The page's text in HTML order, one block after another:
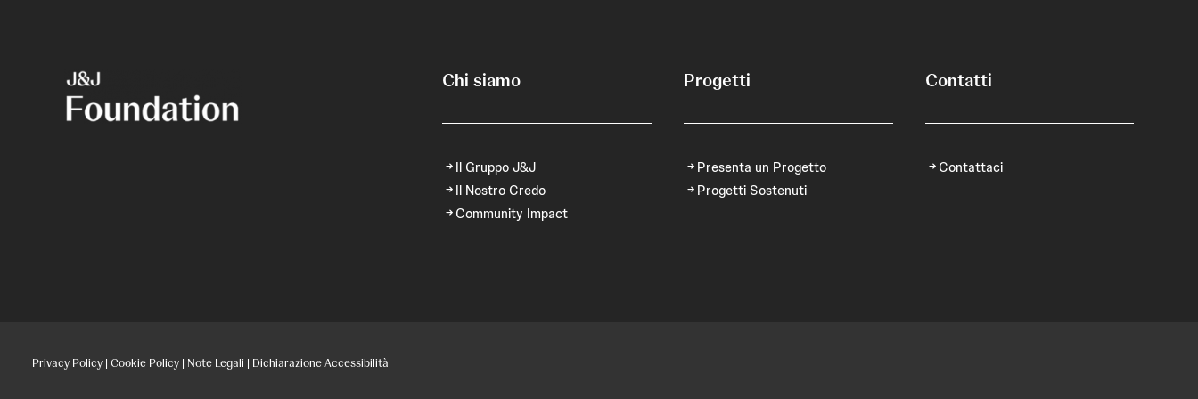
Chi siamo
Il Gruppo J&J
Il Nostro Credo
Community Impact
Progetti
Presenta un Progetto
Progetti Sostenuti
Contatti
Contattaci
Privacy Policy | Cookie Policy | Note Legali | Dichiarazione Accessibilità